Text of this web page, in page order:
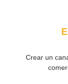
Crear un